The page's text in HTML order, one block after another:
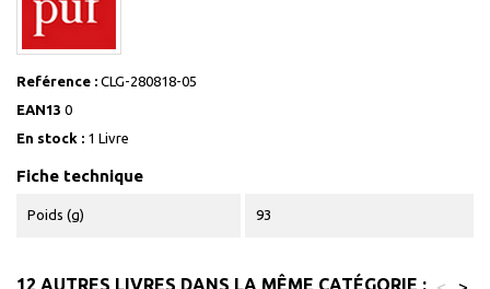
Reférence : CLG-280818-05
EAN13 0
En stock : 1 Livre
Fiche technique
Poids (g) 93
12 AUTRES LIVRES DANS LA MÊME CATÉGORIE :